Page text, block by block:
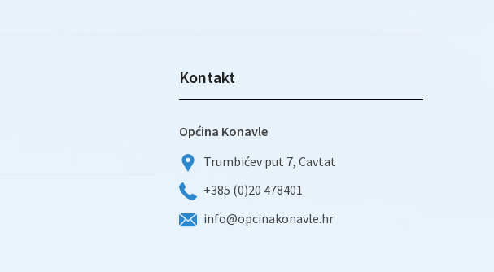
Kontakt
Općina Konavle
Trumbićev put 7, Cavtat
+385 (0)20 478401
info@opcinakonavle.hr